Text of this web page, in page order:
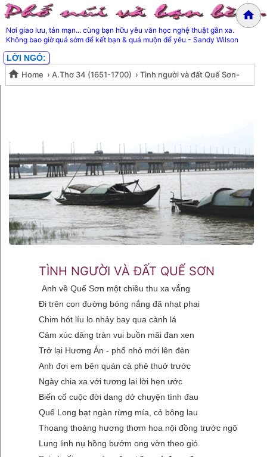
Nơi giao lưu, tản mạn... cùng bạn hữu yêu văn học nghệ thuật gần xa.
Không bao giờ quá sớm để kết bạn & quá muộn để yêu - Sandy Wilson
LỜI NGỎ:
Home › A.Thơ 34 (1651-1700) › Tình người và đất Quế Sơn-
TÌNH NGƯỜI VÀ ĐẤT QUẾ SƠN
Anh về Quế Sơn một chiều thu xa vắng
Đi trên con đường bóng nắng đã nhạt phai
Chim hót líu lo nhảy bay qua cành lá
Cảm xúc dâng tràn vui buồn mãi đan xen
Trở lại Hương Án - phố nhỏ mới lên đèn
Anh đơi em bên quán cà phê thuở trước
Ngày chia xa với tương lai lời hẹn ước
Biến cố cuộc đời dang dở chuyện tình đau
Quế Long bạt ngàn rừng mía, cỏ bông lau
Thoang thoảng hương thơm hoa nội đồng trước ngõ
Lung linh nụ hồng bướm ong vờn theo gió